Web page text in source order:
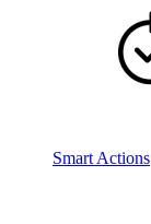
Smart Actions